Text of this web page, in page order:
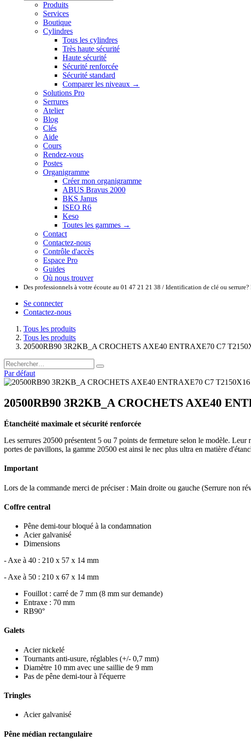
Produits
Services
Boutique
Cylindres
Tous les cylindres
Très haute sécurité
Haute sécurité
Sécurité renforcée
Sécurité standard
Comparer les niveaux →
Solutions Pro
Serrures
Atelier
Blog
Clés
Aide
Cours
Rendez-vous
Postes
Organigramme
Créer mon organigramme
ABUS Bravus 2000
BKS Janus
ISEO R6
Keso
Toutes les gammes →
Contact
Contactez-nous
Contrôle d'accès
Espace Pro
Guides
Où nous trouver
Des professionnels à votre écoute au 01 47 21 21 38 / Identification de clé ou
Se connecter
Contactez-nous
Tous les produits
Tous les produits
20500RB90 3R2KB_A CROCHETS AXE40 ENTRAXE70 C7
Par défaut
20500RB90 3R2KB_A CROCHETS AXE40
Étanchéité maximale et sécurité renforcée
Les serrures 20500 présentent 5 ou 7 points de fermeture selon le modèle.
portes de pavillons, la gamme 20500 est ainsi le nec plus ultra en matière
Important
Lors de la commande merci de préciser : Main droite ou gauche (Serrure non
Coffre central
Pêne demi-tour bloqué à la condamnation
Acier galvanisé
Dimensions
- Axe à 40 : 210 x 57 x 14 mm
- Axe à 50 : 210 x 67 x 14 mm
Fouillot : carré de 7 mm (8 mm sur demande)
Entraxe : 70 mm
RB90°
Galets
Acier nickelé
Tournants anti-usure, réglables (+/- 0,7 mm)
Diamètre 10 mm avec une saillie de 9 mm
Pas de pêne demi-tour à l'équerre
Tringles
Acier galvanisé
Pêne médian rectangulaire